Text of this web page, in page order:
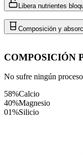
Libera nutrientes
Composición y
COMPOSICIÓN
No sufre ningún
58%Calcio
40%Magnesio
01%Silicio